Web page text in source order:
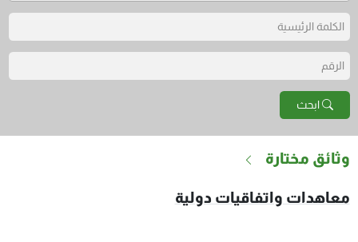
ابحث
وثائق مختارة
معاهدات واتفاقيات دولية